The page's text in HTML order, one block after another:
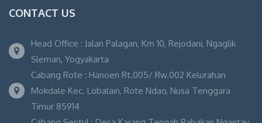
CONTACT US
Head Office : Jalan Palagan, Km 10, Rejodani, Ngaglik
Sleman, Yogyakarta
Cabang Rote : Hanoen Rt.005/ Rw.002 Kelurahan
Mokdale Kec. Lobalain, Rote Ndao, Nusa Tenggara
Timur 85914